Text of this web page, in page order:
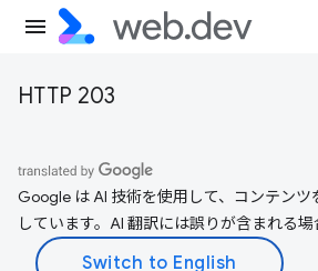
HTTP 203
Google は AI 技術を使用して、コンテン
しています。AI 翻訳には誤りが含まれる場